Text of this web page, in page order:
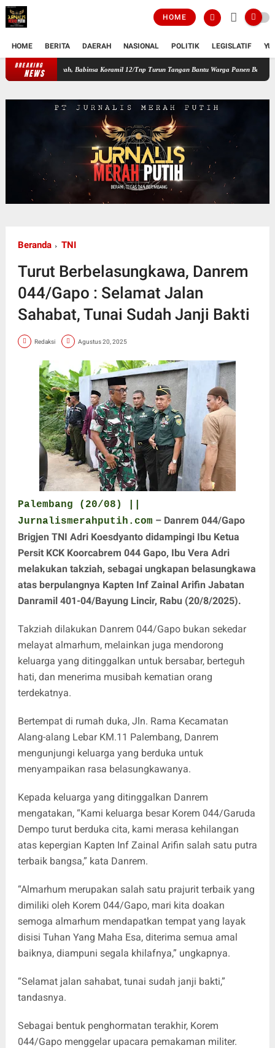
HOME
HOME BERITA DAERAH NASIONAL POLITIK LEGISLATIF
BREAKING
NEWS
Wilayah, Babinsa Koramil 12/Tnp Turun Tangan Bantu Warga Panen Bayam Perkuat
Beranda TNI
Turut Berbelasungkawa, Danrem
044/Gapo : Selamat Jalan
Sahabat, Tunai Sudah Janji Bakti
Redaksi Agustus 20, 2025
Palembang (20/08) ||
Jurnalismerahputih.com – Danrem 044/Gapo
Brigjen TNI Adri Koesdyanto didampingi Ibu Ketua
Persit KCK Koorcabrem 044 Gapo, Ibu Vera Adri
melakukan takziah, sebagai ungkapan belasungkawa
atas berpulangnya Kapten Inf Zainal Arifin Jabatan
Danramil 401-04/Bayung Lincir, Rabu (20/8/2025).
Takziah dilakukan Danrem 044/Gapo bukan sekedar
melayat almarhum, melainkan juga mendorong
keluarga yang ditinggalkan untuk bersabar, berteguh
hati, dan menerima musibah kematian orang
terdekatnya.
Bertempat di rumah duka, Jln. Rama Kecamatan
Alang-alang Lebar KM.11 Palembang, Danrem
mengunjungi keluarga yang berduka untuk
menyampaikan rasa belasungkawanya.
Kepada keluarga yang ditinggalkan Danrem
mengatakan, “Kami keluarga besar Korem 044/Garuda
Dempo turut berduka cita, kami merasa kehilangan
atas kepergian Kapten Inf Zainal Arifin salah satu putra
terbaik bangsa,” kata Danrem.
“Almarhum merupakan salah satu prajurit terbaik yang
dimiliki oleh Korem 044/Gapo, mari kita doakan
semoga almarhum mendapatkan tempat yang layak
disisi Tuhan Yang Maha Esa, diterima semua amal
baiknya, diampuni segala khilafnya,” ungkapnya.
“Selamat jalan sahabat, tunai sudah janji bakti,”
tandasnya.
Sebagai bentuk penghormatan terakhir, Korem
044/Gapo menggelar upacara pemakaman militer.